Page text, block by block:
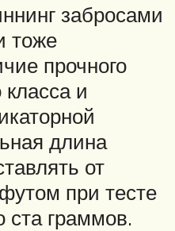
забросами
тоже
прочного
и
длина
от
при тесте
ста граммов.